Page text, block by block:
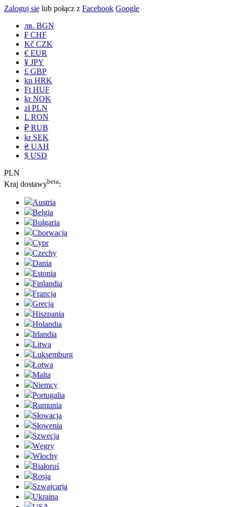
Zaloguj się lub połącz z Facebook Google
лв. BGN
₣ CHF
Kč CZK
€ EUR
¥ JPY
£ GBP
kn HRK
Ft HUF
kr NOK
zł PLN
L RON
₽ RUB
kr SEK
₴ UAH
$ USD
PLN
Kraj dostawybeta:
Austria
Belgia
Bułgaria
Chorwacja
Cypr
Czechy
Dania
Estonia
Finlandia
Francja
Grecja
Hiszpania
Holandia
Irlandia
Litwa
Luksemburg
Łotwa
Malta
Niemcy
Portugalia
Rumunia
Słowacja
Słowenia
Szwecja
Węgry
Włochy
Białoruś
Rosja
Szwajcarja
Ukraina